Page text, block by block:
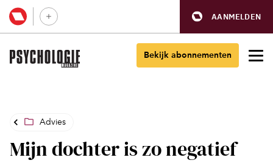
AANMELDEN
Bekijk abonnementen
Advies
Mijn dochter is zo negatief